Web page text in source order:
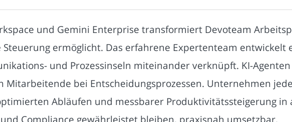
und Gemini Enterprise transformiert Devoteam
ermöglicht. Das erfahrene Expertenteam entwickelt
und Prozessinseln miteinander verknüpft. KI-
bei Entscheidungsprozessen. Unternehmen
Abläufen und messbarer Produktivitätssteigerung in
Compliance gewährleistet bleiben, praxisnah umsetzbar.